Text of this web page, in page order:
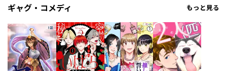
ギャグ・コメディ もっと見る